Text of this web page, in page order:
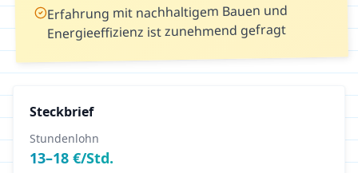
Erfahrung mit nachhaltigem Bauen und
Energieeffizienz ist zunehmend gefragt
Steckbrief
Stundenlohn
13–18 €/Std.